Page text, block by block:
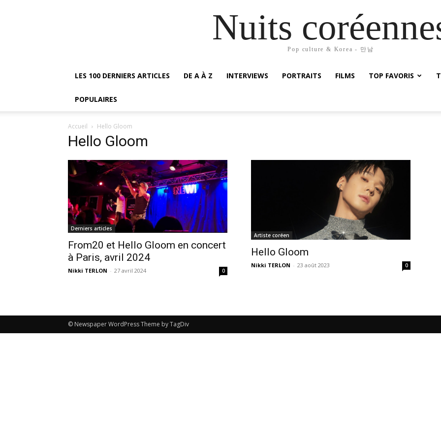
Nuits
Pop culture & Korea - 만남
LES 100 DERNIERS ARTICLES DE A À Z INTERVIEWS PORTRAITS FILMS TOP FAVORIS
POPULAIRES
Accueil Hello Gloom
Hello Gloom
Derniers articles
From20 et Hello Gloom en concert
à Paris, avril 2024
Nikki TERLON - 27 avril 2024 0
Artiste coréen
Hello Gloom
Nikki TERLON - 23 août 2023 0
© Newspaper WordPress Theme by TagDiv